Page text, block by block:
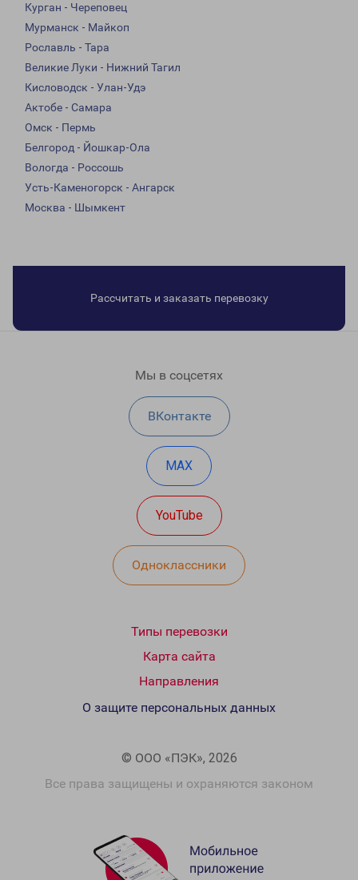
Курган - Череповец
Мурманск - Майкоп
Рославль - Тара
Великие Луки - Нижний Тагил
Кисловодск - Улан-Удэ
Актобе - Самара
Омск - Пермь
Белгород - Йошкар-Ола
Вологда - Россошь
Усть-Каменогорск - Ангарск
Москва - Шымкент
Рассчитать и заказать перевозку
Мы в соцсетях
ВКонтакте
MAX
YouTube
Одноклассники
Типы перевозки
Карта сайта
Направления
© ООО «ПЭК», 2026
Все права защищены и охраняются законом
О защите персональных данных